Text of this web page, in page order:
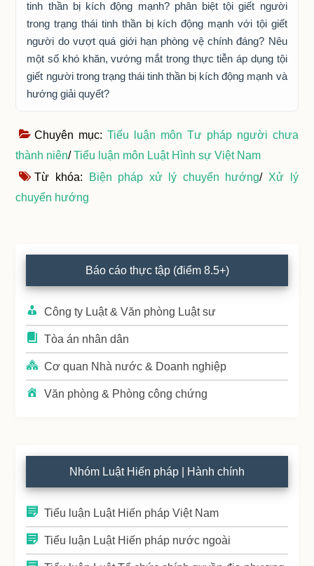
tinh thần bị kích động mạnh? phân biệt tội giết người
trong trạng thái tinh thần bị kích động mạnh với tội giết
người do vượt quá giới hạn phòng vệ chính đáng? Nêu
một số khó khăn, vướng mắt trong thực tiễn áp dụng tội
giết người trong trạng thái tinh thần bị kích động mạnh và
hướng giải quyết?
Chuyên mục:Tiểu luận môn Tư pháp người chưa
thành niên/Tiểu luận môn Luật Hình sự Việt Nam
Từ khóa:
Biện pháp xử lý chuyển hướng/ Xử lý
chuyển hướng
Primary
Sidebar
Báo cáo thực tập (điểm 8.5+)
Công ty Luật & Văn phòng Luật sư
Tòa án nhân dân
Cơ quan Nhà nước & Doanh nghiệp
Văn phòng & Phòng công chứng
Nhóm Luật Hiến pháp | Hành chính
Tiểu luận Luật Hiến pháp Việt Nam
Tiểu luận Luật Hiến pháp nước ngoài